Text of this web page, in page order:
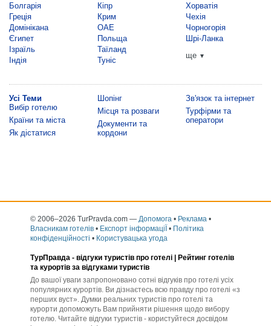
Болгарія
Греція
Домінікана
Єгипет
Ізраїль
Індія
Кіпр
Крим
ОАЕ
Польща
Таїланд
Туніс
Хорватія
Чехія
Чорногорія
Шрі-Ланка
ще ▼
Усі Теми
Вибір готелю
Країни та міста
Як дістатися
Шопінг
Місця та розваги
Документи та
кордони
Зв'язок та інтернет
Турфірми та
оператори
© 2006–2026 TurPravda.com — Допомога • Реклама •
Власникам готелів • Експорт інформаціЇ • Політика
конфіденційності • Користувацька угода
ТурПравда - відгуки туристів про готелі | Рейтинг готелів
та курортів за відгуками туристів
До вашої уваги запропоновано сотні відгуків про готелі усіх
популярних курортів. Ви дізнаєтесь всю правду про готелі «з
перших вуст». Думки реальних туристів про готелі та
курорти допоможуть Вам прийняти рішення щодо вибору
готелю. Читайте відгуки туристів - користуйтеся досвідом